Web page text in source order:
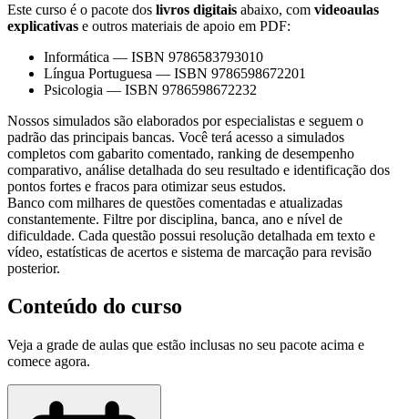
Este curso é o pacote dos livros digitais abaixo, com videoaulas
explicativas e outros materiais de apoio em PDF:
Informática — ISBN 9786583793010
Língua Portuguesa — ISBN 9786598672201
Psicologia — ISBN 9786598672232
Nossos simulados são elaborados por especialistas e seguem o
padrão das principais bancas. Você terá acesso a simulados
completos com gabarito comentado, ranking de desempenho
comparativo, análise detalhada do seu resultado e identificação dos
pontos fortes e fracos para otimizar seus estudos.
Banco com milhares de questões comentadas e atualizadas
constantemente. Filtre por disciplina, banca, ano e nível de
dificuldade. Cada questão possui resolução detalhada em texto e
vídeo, estatísticas de acertos e sistema de marcação para revisão
posterior.
Conteúdo do curso
Veja a grade de aulas que estão inclusas no seu pacote acima e
comece agora.